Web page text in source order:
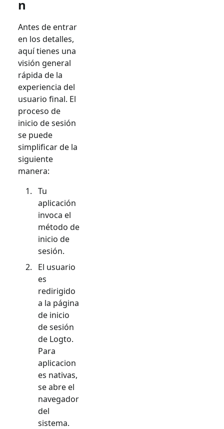
n
Antes de entrar
en los detalles,
aquí tienes una
visión general
rápida de la
experiencia del
usuario final. El
proceso de
inicio de sesión
se puede
simplificar de la
siguiente
manera:
Tu
aplicación
invoca el
método de
inicio de
sesión.
El usuario
es
redirigido
a la página
de inicio
de sesión
de Logto.
Para
aplicacion
es nativas,
se abre el
navegador
del
sistema.